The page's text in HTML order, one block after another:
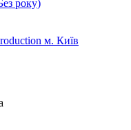
року)
м. Київ